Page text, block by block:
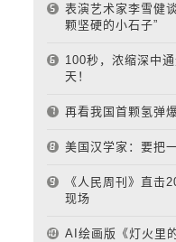
表演艺术家李雪健
颗坚硬的小石子”
100秒，浓缩深中
天！
再看我国首颗氢弹
美国汉学家：要把
《人民周刊》直击
现场
AI绘画版《灯火里